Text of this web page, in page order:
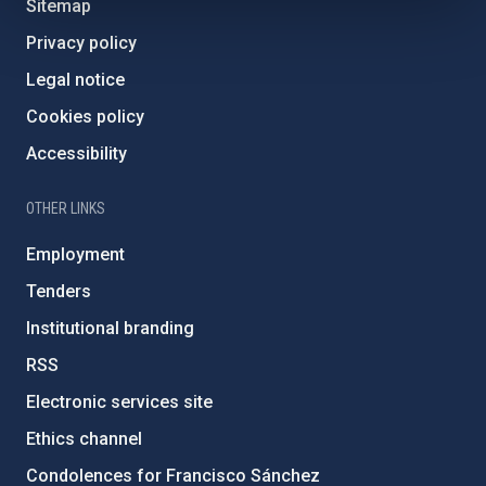
Sitemap
Privacy policy
Legal notice
Cookies policy
Accessibility
OTHER LINKS
Employment
Tenders
Institutional branding
RSS
Electronic services site
Ethics channel
Condolences for Francisco Sánchez